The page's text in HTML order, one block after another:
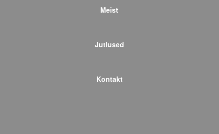
Meist
Jutlused
Kontakt